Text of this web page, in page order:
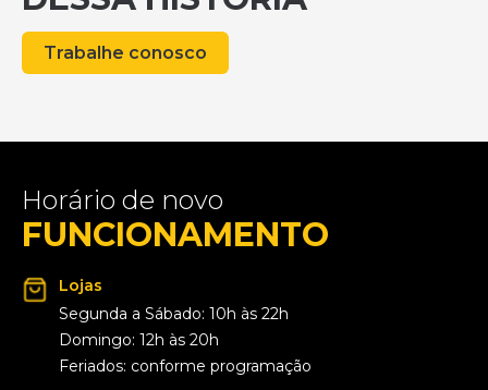
Trabalhe conosco
Horário de novo
FUNCIONAMENTO
Lojas
Segunda a Sábado: 10h às 22h
Domingo: 12h às 20h
Feriados: conforme programação